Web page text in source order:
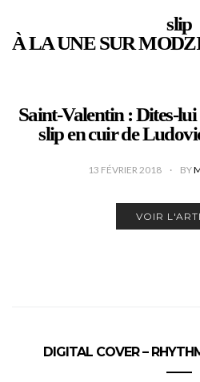
slip
À LA UNE SUR
Saint-Valentin : Dites-lui
slip en cuir de
13 FÉVRIER 2018 BY
VOIR
DIGITAL COVER –